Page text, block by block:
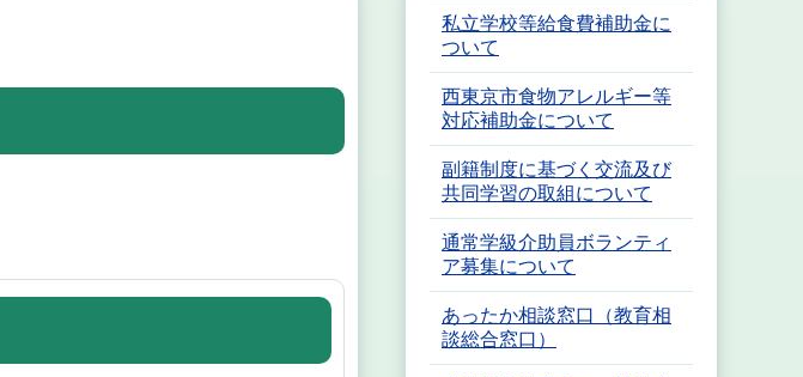
私立学校等給食費補助金に
ついて
西東京市食物アレルギー等
対応補助金について
副籍制度に基づく交流及び
共同学習の取組について
通常学級介助員ボランティ
ア募集について
あったか相談窓口（教育相
談総合窓口）